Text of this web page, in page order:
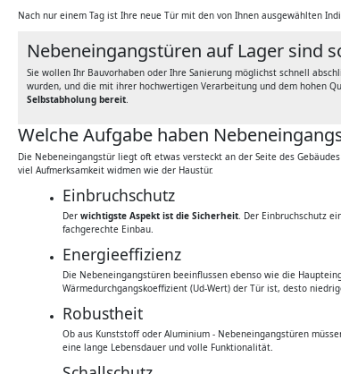
Nach nur einem Tag ist Ihre neue Tür mit den von Ihnen ausgewählten
Nebeneingangstüren auf Lager sind
Sie wollen Ihr Bauvorhaben oder Ihre Sanierung möglichst schnell
wurden, und die mit ihrer hochwertigen Verarbeitung und dem hohen
Selbstabholung bereit
Welche Aufgabe haben
Die Nebeneingangstür liegt oft etwas versteckt an der Seite des
viel Aufmerksamkeit widmen wie der Haustür.
Einbruchschutz
Der wichtigste Aspekt ist die Sicherheit . Der Einbruchschutz
fachgerechte Einbau.
Energieeffizienz
Die Nebeneingangstüren beeinflussen ebenso wie die
Wärmedurchgangskoeffizient (Ud-Wert) der Tür ist, desto
Robustheit
Ob aus Kunststoff oder Aluminium - Nebeneingangstüren
eine lange Lebensdauer und volle Funktionalität.